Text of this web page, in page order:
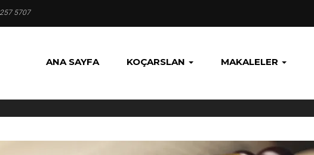
5707
ANA SAYFA KOÇARSLAN MAKALELER